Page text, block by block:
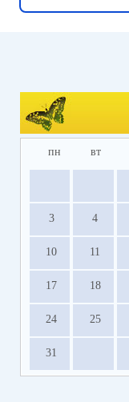
пн вт
3 4
10 11
17 18
24 25
31